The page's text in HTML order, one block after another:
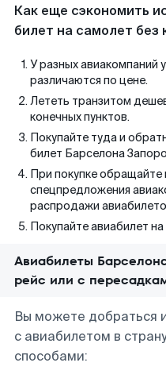
Как еще сэкономить
билет на самолет без
У разных авиакомпаний
различаются по цене.
Лететь транзитом
конечных пунктов.
Покупайте туда и
билет Барселона
При покупке обращайте
спецпредложения
распродажи
Покупайте авиабилет
Авиабилеты
рейс или с
Вы можете добраться
с авиабилетом в
способами: